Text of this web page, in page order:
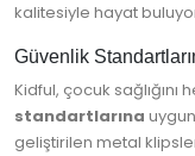
kalitesiyle hayat
Güvenlik
Kidful, çocuk
standartlarına
geliştirilen metal